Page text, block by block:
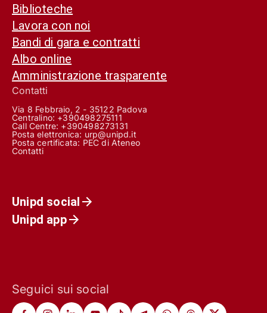
Biblioteche
Lavora con noi
Bandi di gara e contratti
Albo online
Amministrazione trasparente
Contatti
Via 8 Febbraio, 2 - 35122 Padova
Centralino: +390498275111
Call Centre: +390498273131
Posta elettronica: urp@unipd.it
Posta certificata: PEC di Ateneo
Contatti
Unipd social
Unipd app
Seguici sui social